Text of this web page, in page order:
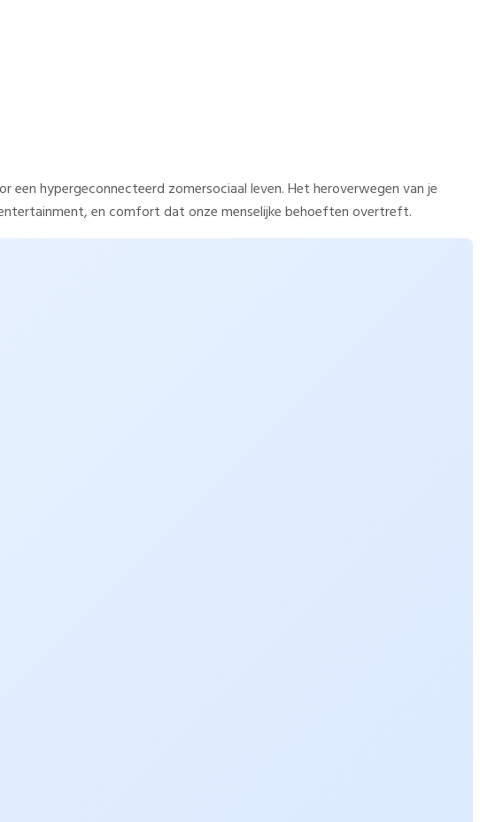
hypergeconnecteerd zomersociaal leven. Het heroverwegen van je
en comfort dat onze menselijke behoeften overtreft.